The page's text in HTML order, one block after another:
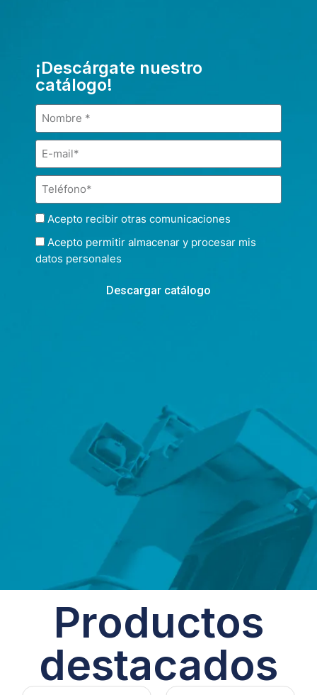
¡Descárgate nuestro
catálogo!
Acepto recibir otras comunicaciones
Acepto permitir almacenar y procesar mis
datos personales
Descargar catálogo
Productos
destacados